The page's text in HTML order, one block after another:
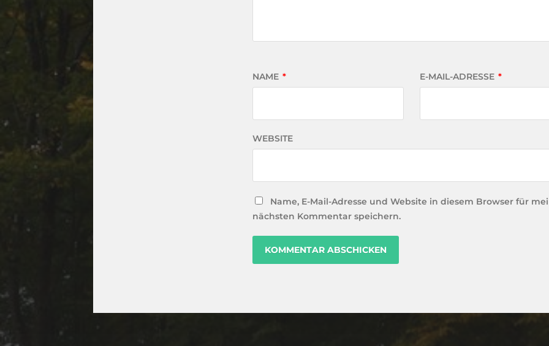
NAME * E-MAIL-ADRESSE *
WEBSITE
Name, E-Mail-Adresse und Website in diesem Browser für
nächsten Kommentar speichern.